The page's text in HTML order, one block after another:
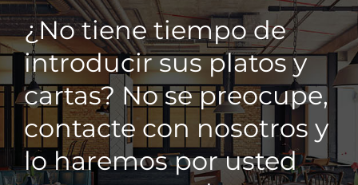
¿No tiene tiempo de
introducir sus platos y
cartas? No se preocupe,
contacte con nosotros y
lo haremos por usted